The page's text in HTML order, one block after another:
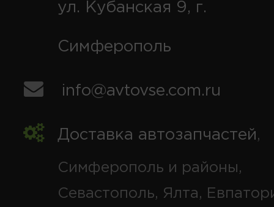
ул. Кубанская 9, г.
Симферополь
info@avtovse.com.ru
Доставка автозапчастей,
Симферополь и районы,
Севастополь, Ялта,